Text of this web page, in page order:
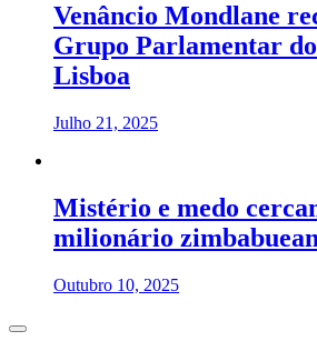
Venâncio Mondlane
Grupo Parlamentar
Lisboa
Julho 21, 2025
Mistério e medo
milionário
Outubro 10, 2025